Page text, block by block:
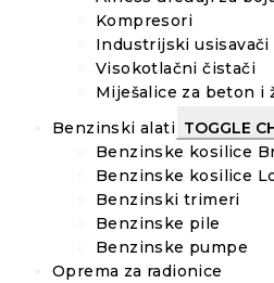
Kompresori
Industrijski usisavači
Visokotlačni čistači
Miješalice za beton i
Benzinski alati TOGGLE
Benzinske kosilice
Benzinske kosilice
Benzinski trimeri
Benzinske pile
Benzinske pumpe
Oprema za radionice